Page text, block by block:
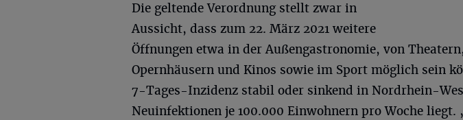
Die geltende Verordnung stellt zwar in
Aussicht, dass zum 22. März 2021 weitere
Öffnungen etwa in der Außengastronomie, von
Opernhäusern und Kinos sowie im Sport möglich sein
7-Tages-Inzidenz stabil oder sinkend in Nordrhein-
Neuinfektionen je 100.000 Einwohnern pro Woche liegt.